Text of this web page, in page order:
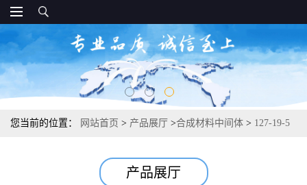
您当前的位置： 网站首页 > 产品展厅 >合成材料中间体 > 127-19-5
产品展厅